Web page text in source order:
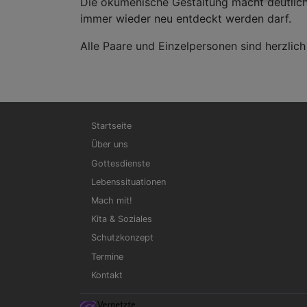
immer wieder neu entdeckt werden darf.
Alle Paare und Einzelpersonen sind
Hauptnavigation
Startseite
Über uns
Gottesdienste
Lebenssituationen
Mach mit!
Kita & Soziales
Schutzkonzept
Termine
Kontakt